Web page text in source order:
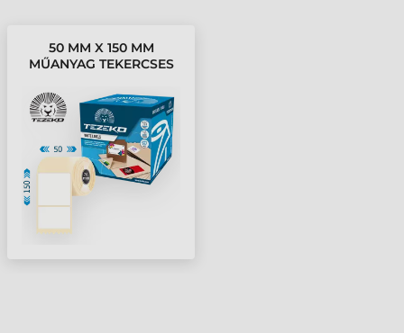
50 MM X 150 MM
MŰANYAG TEKERCSES
200 CÍMKE/TEKERCS )